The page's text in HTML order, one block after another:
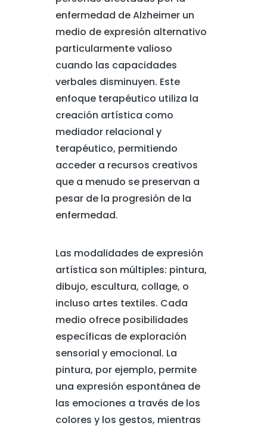
enfermedad de Alzheimer un
medio de expresión alternativo
particularmente valioso
cuando las capacidades
verbales disminuyen. Este
enfoque terapéutico utiliza la
creación artística como
mediador relacional y
terapéutico, permitiendo
acceder a recursos creativos
que a menudo se preservan a
pesar de la progresión de la
enfermedad.
Las modalidades de expresión
artística son múltiples: pintura,
dibujo, escultura, collage, o
incluso artes textiles. Cada
medio ofrece posibilidades
específicas de exploración
sensorial y emocional. La
pintura, por ejemplo, permite
una expresión espontánea de
las emociones a través de los
colores y los gestos, mientras